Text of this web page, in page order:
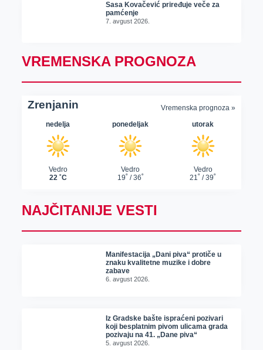
Sasa Kovačević priređuje veče za
pamćenje
7. avgust 2026.
VREMENSKA PROGNOZA
NAJČITANIJE VESTI
Manifestacija „Dani piva“ protiče u
znaku kvalitetne muzike i dobre
zabave
6. avgust 2026.
Iz Gradske bašte ispraćeni pozivari
koji besplatnim pivom ulicama grada
pozivaju na 41. „Dane piva“
5. avgust 2026.